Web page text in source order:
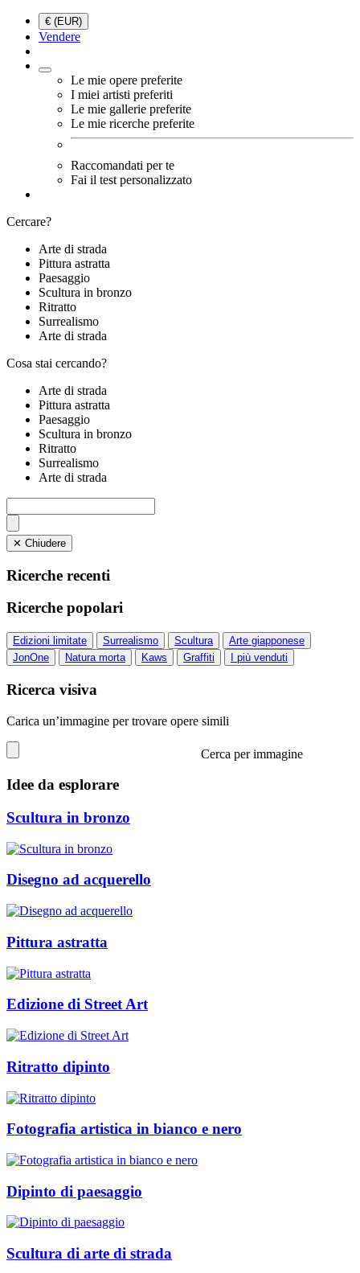
€ (EUR)
Vendere
Le mie opere preferite
I miei artisti preferiti
Le mie gallerie preferite
Le mie ricerche preferite
Raccomandati per te
Fai il test personalizzato
Cercare?
Arte di strada
Pittura astratta
Paesaggio
Scultura in bronzo
Ritratto
Surrealismo
Arte di strada
Cosa stai cercando?
Arte di strada
Pittura astratta
Paesaggio
Scultura in bronzo
Ritratto
Surrealismo
Arte di strada
✕ Chiudere
Ricerche recenti
Ricerche popolari
Edizioni limitate Surrealismo Scultura
Arte giapponese
JonOne
Natura morta Kaws Graffiti I più venduti
Ricerca visiva
Carica un’immagine per trovare opere simili
Cerca per immagine
Idee da esplorare
Scultura in bronzo
Disegno ad acquerello
Pittura astratta
Edizione di Street Art
Ritratto dipinto
Fotografia artistica in bianco e nero
Dipinto di paesaggio
Scultura di arte di strada